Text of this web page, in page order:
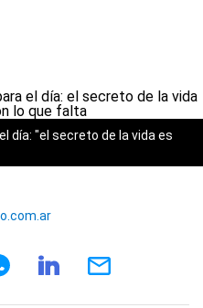
día: "el secreto de la vida es